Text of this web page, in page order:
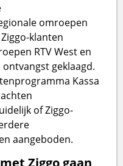
omroepen
klanten
RTV West en
geklaagd.
Kassa
of Ziggo-
aangeboden.
Ziggo gaan